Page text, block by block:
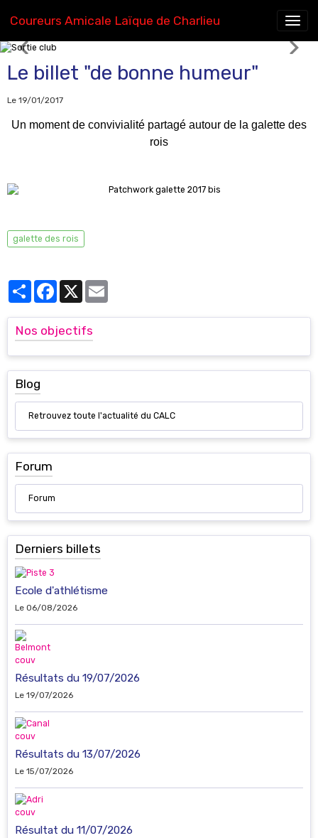
Coureurs Amicale Laïque de Charlieu
Le billet "de bonne humeur"
Le 19/01/2017
Un moment de convivialité partagé autour de la galette des
rois
galette des rois
PartagerFacebook
X
Nos objectifs
Blog
Retrouvez toute l'actualité du CALC
Forum
Forum
Derniers billets
Ecole d'athlétisme
Le 06/08/2026
Résultats du 19/07/2026
Le 19/07/2026
Résultats du 13/07/2026
Le 15/07/2026
Résultat du 11/07/2026